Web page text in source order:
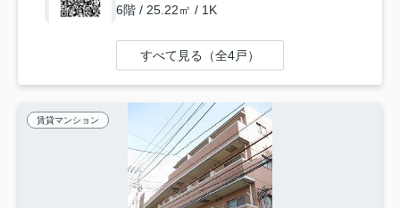
6階 / 25.22㎡ / 1K
すべて見る（全4戸）
賃貸マンション